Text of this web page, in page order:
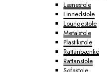
Lænestole
Linnedstole
Loungestole
Metalstole
Plastikstole
Rattanbænke
Rattanstole